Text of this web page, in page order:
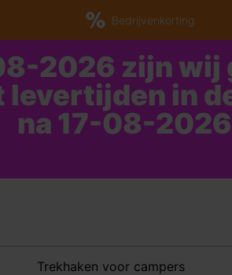
Bedrijvenkorting
2026 zijn wij
in
na 17-08-
Trekhaken voor campers